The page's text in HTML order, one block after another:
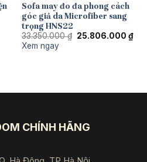
Sofa may đo đa phong cách
góc giả da Microfiber sang
trọng HNS22
33.350.000₫ Giá
25.806.000 ₫Giá
Xem ngay
CHÍNH HÃNG